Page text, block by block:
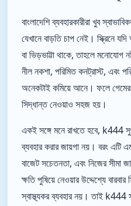
বাংলাদেশি ব্যবহারকারীরা খুব
যেখানে বাড়তি চাপ নেই। স্ক্রিনে
বা ভিড়ভাট্টা থাকে, তাহলে
নীল নকশা, পরিমিত কনট্রাস্ট, এবং
অনেকটাই কমিয়ে আনে। ফলে গেমের
সিদ্ধান্ত নেওয়াও সহজ হয়।
একই সঙ্গে মনে রাখতে হবে, k444
ব্যবহার করার জায়গা নয়। বরং এটি
বাজেট সচেতনতা, এবং নিজের সীমা
ক্ষতি পুষিয়ে নেওয়ার উদ্দেশ্যে
স্বাস্থ্যকর ব্যবহার নয়। তাই k444